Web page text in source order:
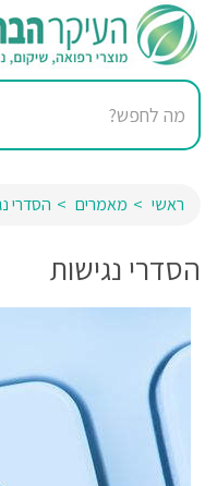
ראשי מאמרים הסדרי
הסדרי נגישות